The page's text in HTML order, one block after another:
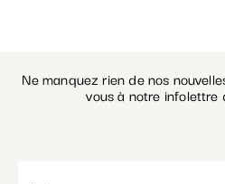
Ne manquez rien de nos
vous à notre infolettre